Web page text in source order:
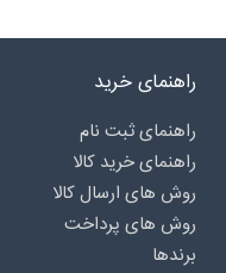
راهنمای خرید
راهنمای ثبت نام
راهنمای خرید کالا
روش های ارسال کالا
روش های پرداخت
برندها